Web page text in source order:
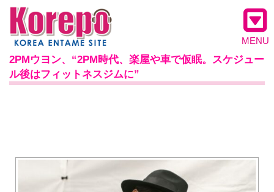
MENU
2PMウヨン、“2PM時代、楽屋や車で仮眠。スケジュー
ル後はフィットネスジムに”